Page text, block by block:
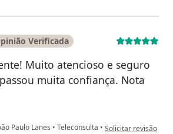
Verificada
Muito atencioso e seguro
muita confiança. Nota
Paulo Lanes • Teleconsulta • na opinião do
Solicitar revisão